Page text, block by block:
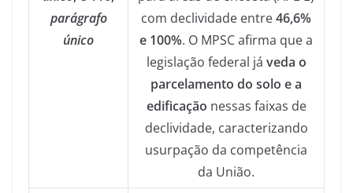
parágrafo
único
com declividade entre46,6%
e 100%. O MPSC afirma que a
legislação federal já veda o
parcelamento do solo e a
edificação nessas faixas de
declividade, caracterizando
usurpação da competência
da União.